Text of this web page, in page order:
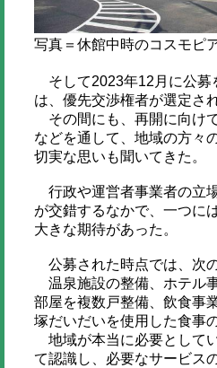
写真＝休館中時のコスモピ
そして2023年12月に公募
は、優先交渉権者が選定さ
その間にも、再開に向け
などを通して、地域の方々
切実な思いも聞いてきた。
行政や運営者事業者の立
が交錯するなかで、一つに
大きな期待があった。
公募された時点では、次
温泉施設の整備、ホテル
部屋を複数戸整備、飲食事
塚だいだいを使用した食事
地域が本当に必要として
て認識し、必要なサービス